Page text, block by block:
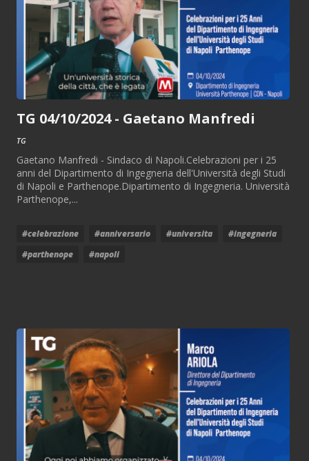
TG 04/10/2024 - Gaetano Manfredi
TG
Gaetano Manfredi - Sindaco di Napoli.Celebrazioni per i 25
anni del Dipartimento di Ingegneria dell'Università degli Studi
di Napoli e Parthenope.Dipartimento di Ingegneria. Università
Parthenope,...
#celebrazione #anniversario #universita
#ingegneria
#parthenope
#napoli